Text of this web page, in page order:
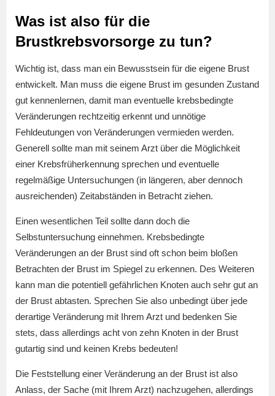
Was ist also für die
Brustkrebsvorsorge zu tun?
Wichtig ist, dass man ein Bewusstsein für die eigene Brust
entwickelt. Man muss die eigene Brust im gesunden Zustand
gut kennenlernen, damit man eventuelle krebsbedingte
Veränderungen rechtzeitig erkennt und unnötige
Fehldeutungen von Veränderungen vermieden werden.
Generell sollte man mit seinem Arzt über die Möglichkeit
einer Krebsfrüherkennung sprechen und eventuelle
regelmäßige Untersuchungen (in längeren, aber dennoch
ausreichenden) Zeitabständen in Betracht ziehen.
Einen wesentlichen Teil sollte dann doch die
Selbstuntersuchung einnehmen. Krebsbedingte
Veränderungen an der Brust sind oft schon beim bloßen
Betrachten der Brust im Spiegel zu erkennen. Des Weiteren
kann man die potentiell gefährlichen Knoten auch sehr gut an
der Brust abtasten. Sprechen Sie also unbedingt über jede
derartige Veränderung mit Ihrem Arzt und bedenken Sie
stets, dass allerdings acht von zehn Knoten in der Brust
gutartig sind und keinen Krebs bedeuten!
Die Feststellung einer Veränderung an der Brust ist also
Anlass, der Sache (mit Ihrem Arzt) nachzugehen, allerdings